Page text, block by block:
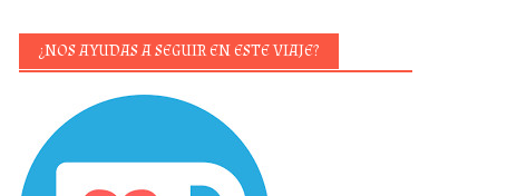
¿NOS AYUDAS A SEGUIR EN ESTE VIAJE?